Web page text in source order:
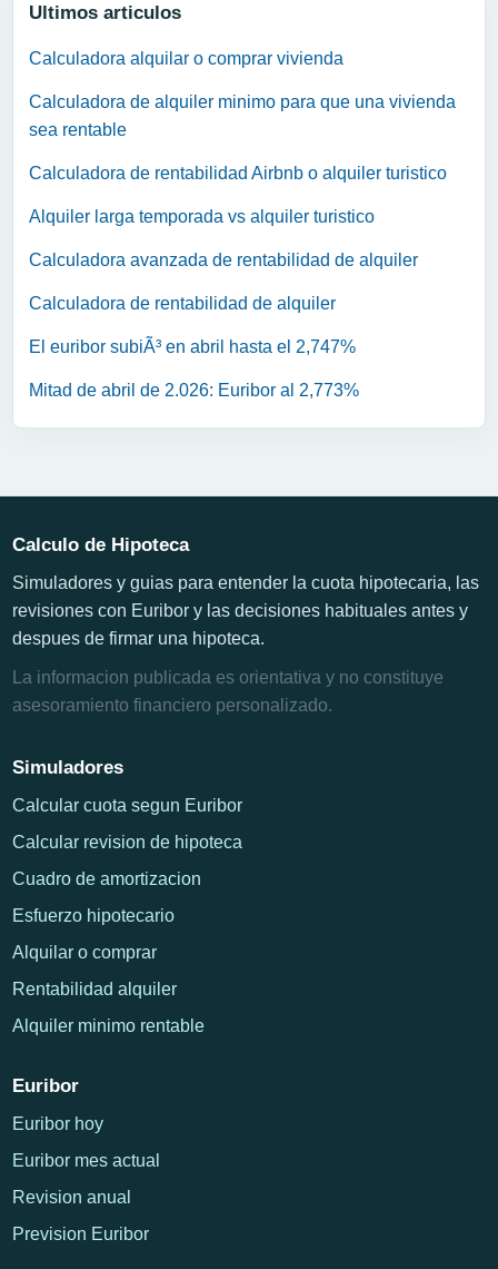
Ultimos articulos
Calculadora alquilar o comprar vivienda
Calculadora de alquiler minimo para que una vivienda
sea rentable
Calculadora de rentabilidad Airbnb o alquiler turistico
Alquiler larga temporada vs alquiler turistico
Calculadora avanzada de rentabilidad de alquiler
Calculadora de rentabilidad de alquiler
El euribor subiÃ³ en abril hasta el 2,747%
Mitad de abril de 2.026: Euribor al 2,773%
Calculo de Hipoteca
Simuladores y guias para entender la cuota hipotecaria, las
revisiones con Euribor y las decisiones habituales antes y
despues de firmar una hipoteca.
La informacion publicada es orientativa y no constituye
asesoramiento financiero personalizado.
Simuladores
Calcular cuota segun Euribor
Calcular revision de hipoteca
Cuadro de amortizacion
Esfuerzo hipotecario
Alquilar o comprar
Rentabilidad alquiler
Alquiler minimo rentable
Euribor
Euribor hoy
Euribor mes actual
Revision anual
Prevision Euribor